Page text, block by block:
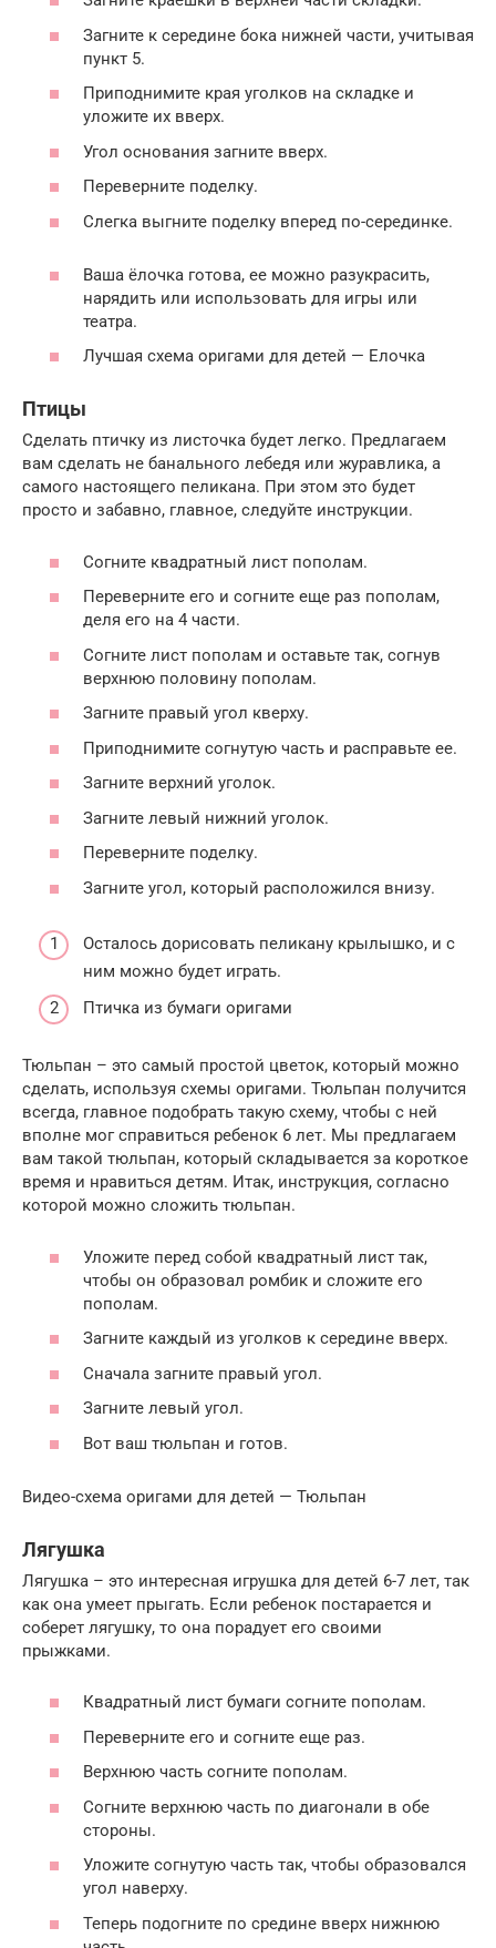
Загните к середине бока нижней части, учитывая
пункт 5.
Приподнимите края уголков на складке и
уложите их вверх.
Угол основания загните вверх.
Переверните поделку.
Слегка выгните поделку вперед по-серединке.
Ваша ёлочка готова, ее можно разукрасить,
нарядить или использовать для игры или
театра.
Лучшая схема оригами для детей — Елочка
Птицы
Сделать птичку из листочка будет легко. Предлагаем
вам сделать не банального лебедя или журавлика, а
самого настоящего пеликана. При этом это будет
просто и забавно, главное, следуйте инструкции.
Согните квадратный лист пополам.
Переверните его и согните еще раз пополам,
деля его на 4 части.
Согните лист пополам и оставьте так, согнув
верхнюю половину пополам.
Загните правый угол кверху.
Приподнимите согнутую часть и расправьте ее.
Загните верхний уголок.
Загните левый нижний уголок.
Переверните поделку.
Загните угол, который расположился внизу.
Осталось дорисовать пеликану крылышко, и с
ним можно будет играть.
Птичка из бумаги оригами
Тюльпан – это самый простой цветок, который можно
сделать, используя схемы оригами. Тюльпан получится
всегда, главное подобрать такую схему, чтобы с ней
вполне мог справиться ребенок 6 лет. Мы предлагаем
вам такой тюльпан, который складывается за короткое
время и нравиться детям. Итак, инструкция, согласно
которой можно сложить тюльпан.
Уложите перед собой квадратный лист так,
чтобы он образовал ромбик и сложите его
пополам.
Загните каждый из уголков к середине вверх.
Сначала загните правый угол.
Загните левый угол.
Вот ваш тюльпан и готов.
Видео-схема оригами для детей — Тюльпан
Лягушка
Лягушка – это интересная игрушка для детей 6-7 лет, так
как она умеет прыгать. Если ребенок постарается и
соберет лягушку, то она порадует его своими
прыжками.
Квадратный лист бумаги согните пополам.
Переверните его и согните еще раз.
Верхнюю часть согните пополам.
Согните верхнюю часть по диагонали в обе
стороны.
Уложите согнутую часть так, чтобы образовался
угол наверху.
Теперь подогните по средине вверх нижнюю